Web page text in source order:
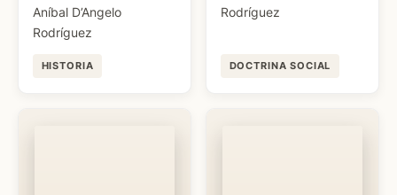
Aníbal D’Angelo
Rodríguez
HISTORIA
Rodríguez
DOCTRINA SOCIAL